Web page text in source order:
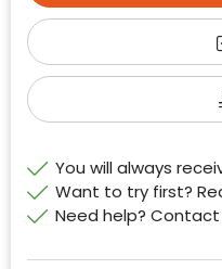
You will always
Want to try first?
Need help? Contact
Trustindex werkt
websitebezoekers
echte, geverifieerde
richtlijnen van
bewezen is dat ze
de verschillende
meegeteld in de
Trustindex meet
klanttevredenheid
beoordelingen.
probleem.
Trustindex heeft de
website en de